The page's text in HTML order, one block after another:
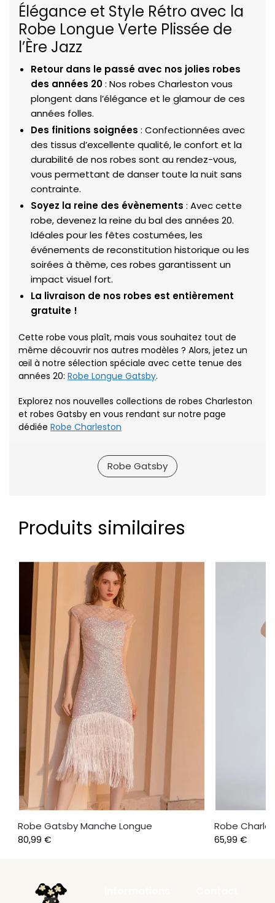
Élégance et Style Rétro avec la
Robe Longue Verte Plissée de
l’Ère Jazz
Retour dans le passé avec nos jolies robes
des années 20: Nos robes Charleston vous
plongent dans l’élégance et le glamour de ces
années folles.
Des finitions soignées : Confectionnées avec
des tissus d’excellente qualité, le confort et la
durabilité de nos robes sont au rendez-vous,
vous permettant de danser toute la nuit sans
contrainte.
Soyez la reine des évènements : Avec cette
robe, devenez la reine du bal des années 20.
Idéales pour les fêtes costumées, les
événements de reconstitution historique ou les
soirées à thème, ces robes garantissent un
impact visuel fort.
La livraison de nos robes est entièrement
gratuite !
Cette robe vous plaît, mais vous souhaitez tout de
même découvrir nos autres modèles ? Alors, jetez un
œil à notre sélection spéciale avec cette tenue des
années 20: Robe Longue Gatsby.
Explorez nos nouvelles collections de robes Charleston
et robes Gatsby en vous rendant sur notre page
dédiée Robe Charleston
Robe Gatsby
Produits similaires
Robe Gatsby Manche Longue
80,99 €
Robe
65,99 €